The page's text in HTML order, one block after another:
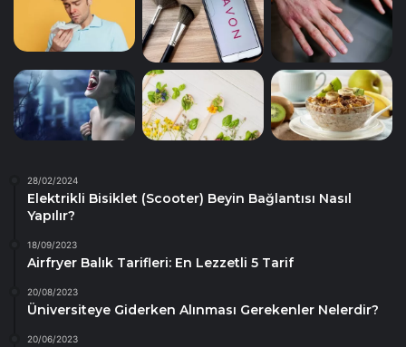
28/02/2024
Elektrikli Bisiklet (Scooter) Beyin Bağlantısı Nasıl
Yapılır?
18/09/2023
Airfryer Balık Tarifleri: En Lezzetli 5 Tarif
20/08/2023
Üniversiteye Giderken Alınması Gerekenler Nelerdir?
20/06/2023